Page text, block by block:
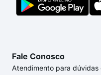
Fale Conosco
Atendimento para dúvidas